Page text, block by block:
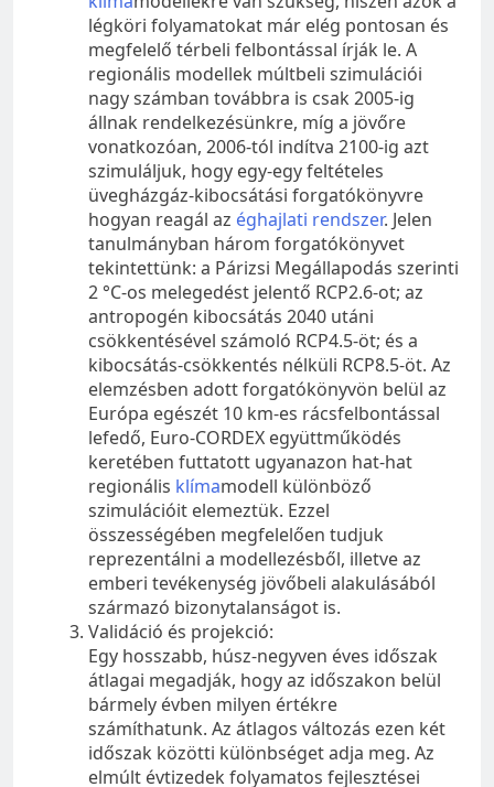
légköri folyamatokat már elég pontosan és
megfelelő térbeli felbontással írják le. A
regionális modellek múltbeli szimulációi
nagy számban továbbra is csak 2005-ig
állnak rendelkezésünkre, míg a jövőre
vonatkozóan, 2006-tól indítva 2100-ig azt
szimuláljuk, hogy egy-egy feltételes
üvegházgáz-kibocsátási forgatókönyvre
hogyan reagál az éghajlati rendszer. Jelen
tanulmányban három forgatókönyvet
tekintettünk: a Párizsi Megállapodás szerinti
2 °C-os melegedést jelentő RCP2.6-ot; az
antropogén kibocsátás 2040 utáni
csökkentésével számoló RCP4.5-öt; és a
kibocsátás-csökkentés nélküli RCP8.5-öt. Az
elemzésben adott forgatókönyvön belül az
Európa egészét 10 km-es rácsfelbontással
lefedő, Euro-CORDEX együttműködés
keretében futtatott ugyanazon hat-hat
regionális klímamodell különböző
szimulációit elemeztük. Ezzel
összességében megfelelően tudjuk
reprezentálni a modellezésből, illetve az
emberi tevékenység jövőbeli alakulásából
származó bizonytalanságot is.
Validáció és projekció:
Egy hosszabb, húsz-negyven éves időszak
átlagai megadják, hogy az időszakon belül
bármely évben milyen értékre
számíthatunk. Az átlagos változás ezen két
időszak közötti különbséget adja meg. Az
elmúlt évtizedek folyamatos fejlesztései